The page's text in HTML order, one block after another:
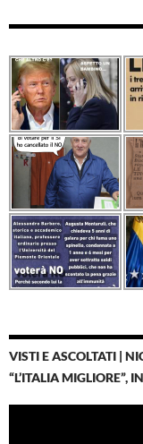
VISTI E ASCOLTATI |
“L’ITALIA MIGLIORE”,